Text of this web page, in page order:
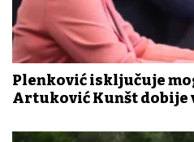
Plenković isključuje
Artuković Kunšt dobije